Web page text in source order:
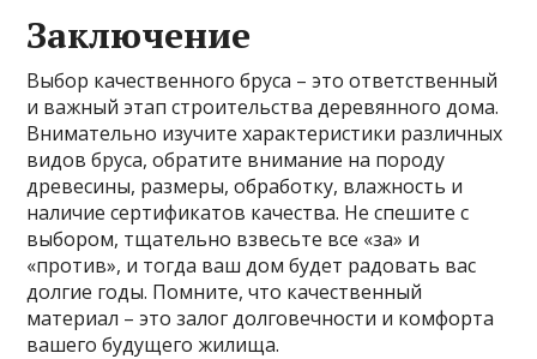
Заключение
Выбор качественного бруса – это ответственный
и важный этап строительства деревянного дома.
Внимательно изучите характеристики различных
видов бруса, обратите внимание на породу
древесины, размеры, обработку, влажность и
наличие сертификатов качества. Не спешите с
выбором, тщательно взвесьте все «за» и
«против», и тогда ваш дом будет радовать вас
долгие годы. Помните, что качественный
материал – это залог долговечности и комфорта
вашего будущего жилища.